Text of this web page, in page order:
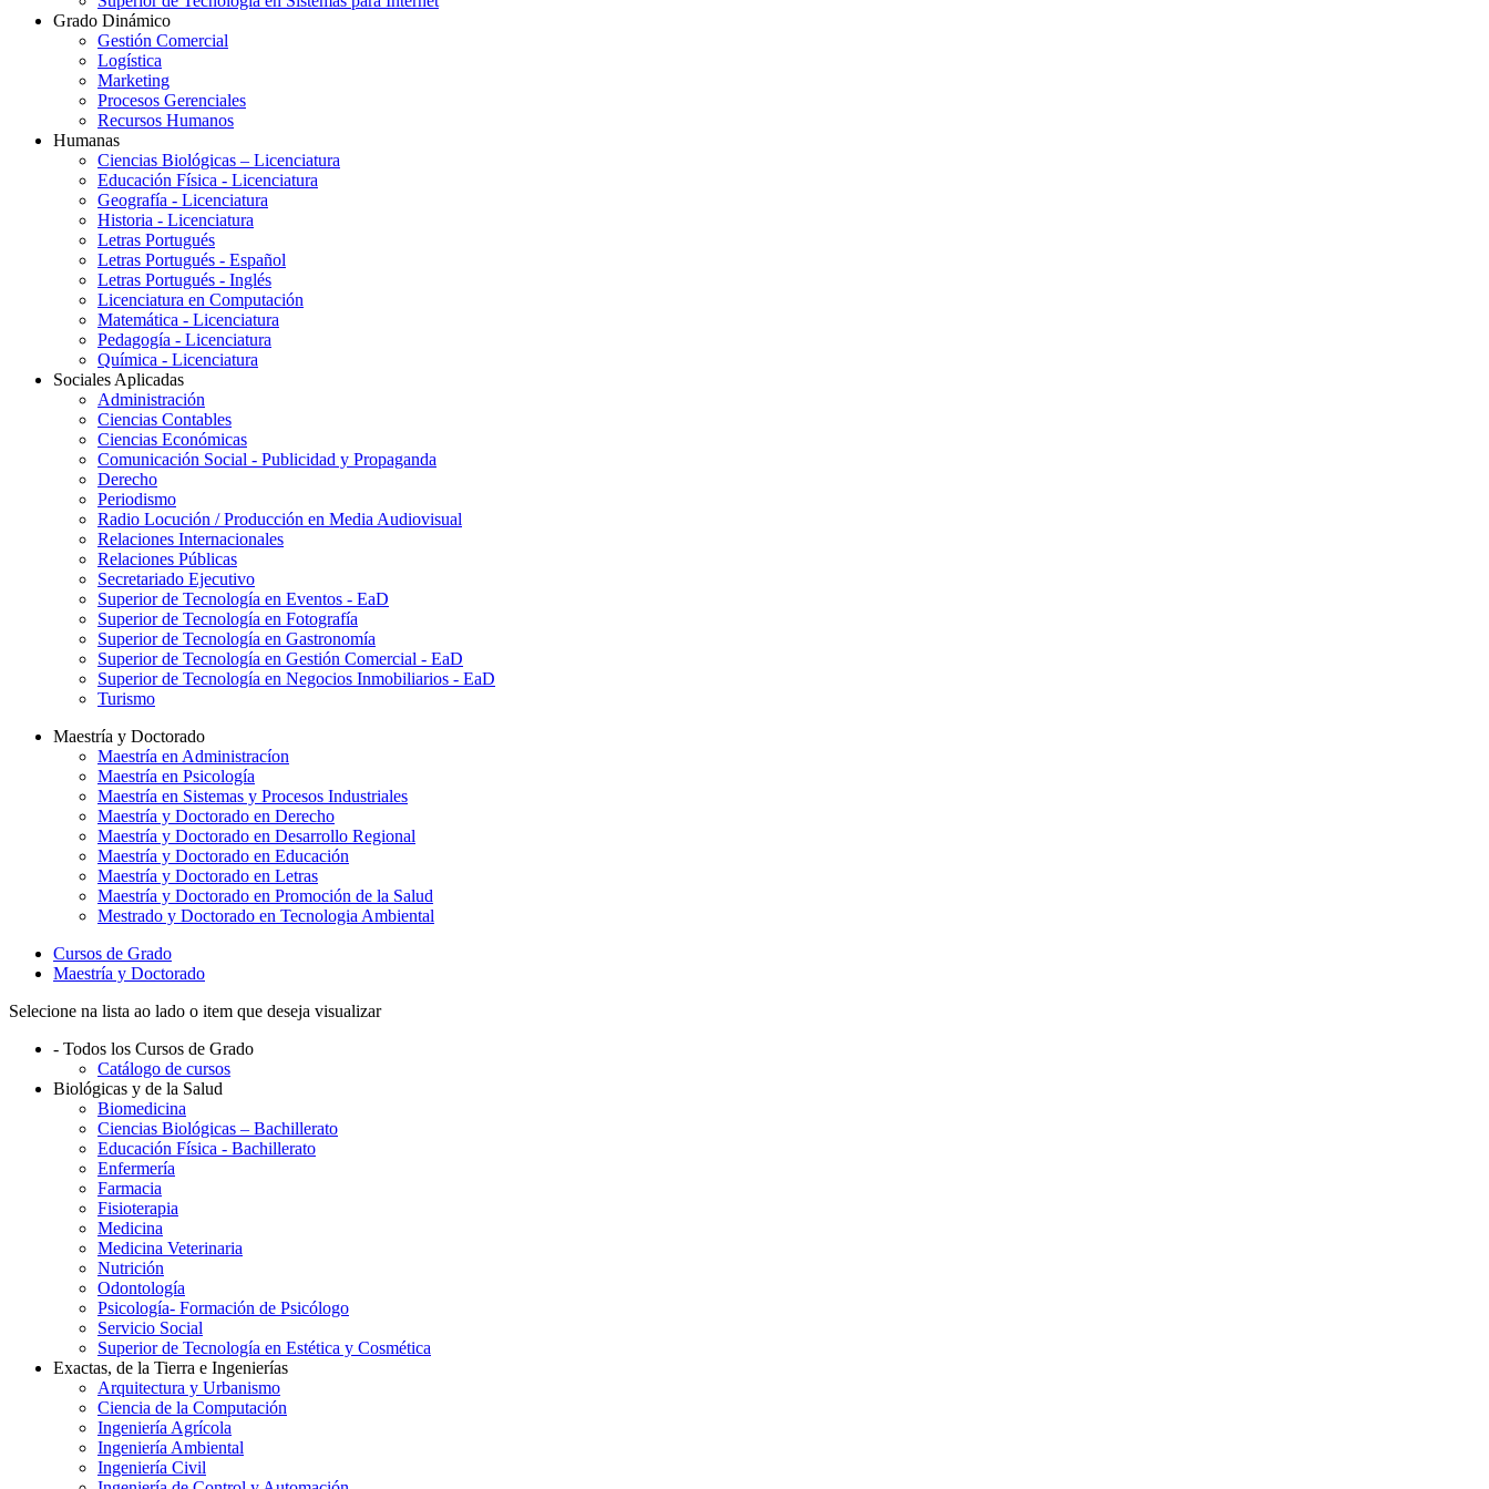
Grado Dinámico
Gestión Comercial
Logística
Marketing
Procesos Gerenciales
Recursos Humanos
Humanas
Ciencias Biológicas – Licenciatura
Educación Física - Licenciatura
Geografía - Licenciatura
Historia - Licenciatura
Letras Portugués
Letras Portugués - Español
Letras Portugués - Inglés
Licenciatura en Computación
Matemática - Licenciatura
Pedagogía - Licenciatura
Química - Licenciatura
Sociales Aplicadas
Administración
Ciencias Contables
Ciencias Económicas
Comunicación Social - Publicidad y Propaganda
Derecho
Periodismo
Radio Locución / Producción en Media Audiovisual
Relaciones Internacionales
Relaciones Públicas
Secretariado Ejecutivo
Superior de Tecnología en Eventos - EaD
Superior de Tecnología en Fotografía
Superior de Tecnología en Gastronomía
Superior de Tecnología en Gestión Comercial - EaD
Superior de Tecnología en Negocios Inmobiliarios - EaD
Turismo
Maestría y Doctorado
Maestría en Administracíon
Maestría en Psicología
Maestría en Sistemas y Procesos Industriales
Maestría y Doctorado en Derecho
Maestría y Doctorado en Desarrollo Regional
Maestría y Doctorado en Educación
Maestría y Doctorado en Letras
Maestría y Doctorado en Promoción de la Salud
Mestrado y Doctorado en Tecnologia Ambiental
Cursos de Grado
Maestría y Doctorado
Selecione na lista ao lado o item que deseja visualizar
- Todos los Cursos de Grado
Catálogo de cursos
Biológicas y de la Salud
Biomedicina
Ciencias Biológicas – Bachillerato
Educación Física - Bachillerato
Enfermería
Farmacia
Fisioterapia
Medicina
Medicina Veterinaria
Nutrición
Odontología
Psicología- Formación de Psicólogo
Servicio Social
Superior de Tecnología en Estética y Cosmética
Exactas, de la Tierra e Ingenierías
Arquitectura y Urbanismo
Ciencia de la Computación
Ingeniería Agrícola
Ingeniería Ambiental
Ingeniería Civil